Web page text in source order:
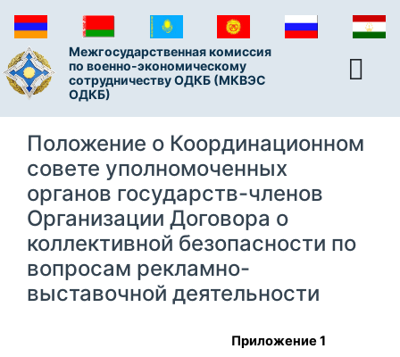
Межгосударственная комиссия
по военно-экономическому
сотрудничеству ОДКБ (МКВЭС
ОДКБ)
Положение о Координационном
совете уполномоченных
органов государств-членов
Организации Договора о
коллективной безопасности по
вопросам рекламно-
выставочной деятельности
Приложение 1